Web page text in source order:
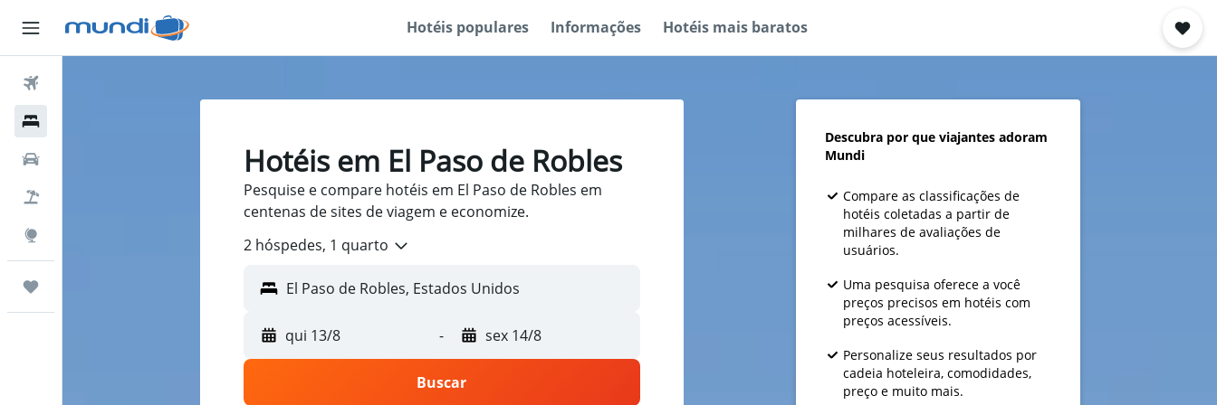
Hotéis populares Informações Hotéis mais baratos
Hotéis em El Paso de Robles
Pesquise e compare hotéis em El Paso de Robles em
centenas de sites de viagem e economize.
2 hóspedes, 1 quarto
qui 13/8 - sex 14/8
Buscar
Descubra por que viajantes adoram
Mundi
Compare as classificações de
hotéis coletadas a partir de
milhares de avaliações de
usuários.
Uma pesquisa oferece a você
preços precisos em hotéis com
preços acessíveis.
Personalize seus resultados por
cadeia hoteleira, comodidades,
preço e muito mais.